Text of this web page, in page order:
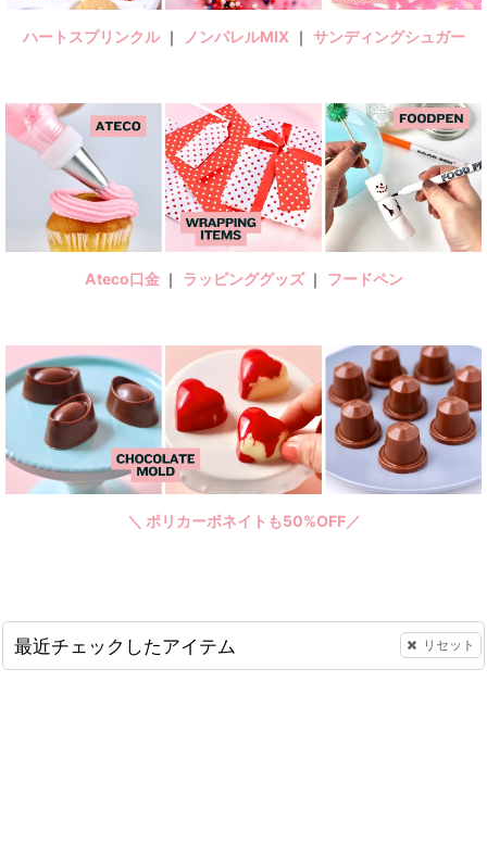
ハートスプリンクル｜ ノンパレルMIX ｜ サンディングシュガー
Ateco口金 ｜ ラッピンググッズ ｜ フードペン
＼ ポリカーボネイトも50%OFF／
最近チェックしたアイテム リセット